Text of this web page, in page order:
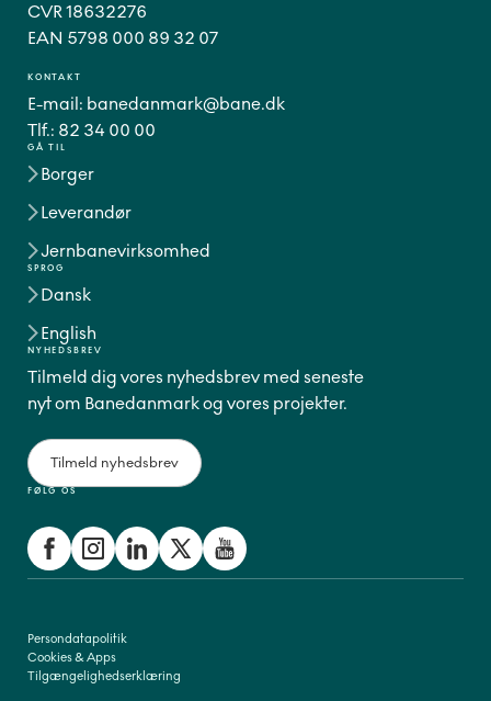
GÅ TIL
Borger
Leverandør
Jernbanevirksomhed
SPROG
Dansk
English
FØLG OS
CVR 18632276
EAN 5798 000 89 32 07
KONTAKT
E-mail: banedanmark@bane.dk
Tlf.: 82 34 00 00
NYHEDSBREV
Tilmeld dig vores nyhedsbrev med seneste
nyt om Banedanmark og vores projekter.
Tilmeld nyhedsbrev
Persondatapolitik
Cookies & Apps
Tilgængelighedserklæring